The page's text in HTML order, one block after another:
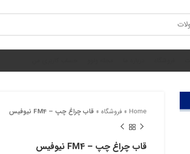
Home
»فروشگاه »قاب چراغ چپ – FM4 نیوفیس
قاب چراغ چپ – FM4 نیوفیس